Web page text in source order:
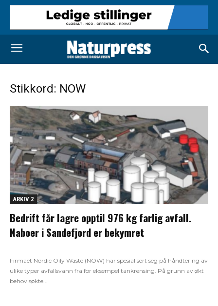
Stikkord: NOW
ARKIV 2
Bedrift får lagre opptil 976 kg farlig avfall.
Naboer i Sandefjord er bekymret
Firmaet Nordic Oily Waste (NOW) har spesialisert seg på håndtering av
ulike typer avfallsvann fra for eksempel tankrensing. På grunn av økt
behov søkte...